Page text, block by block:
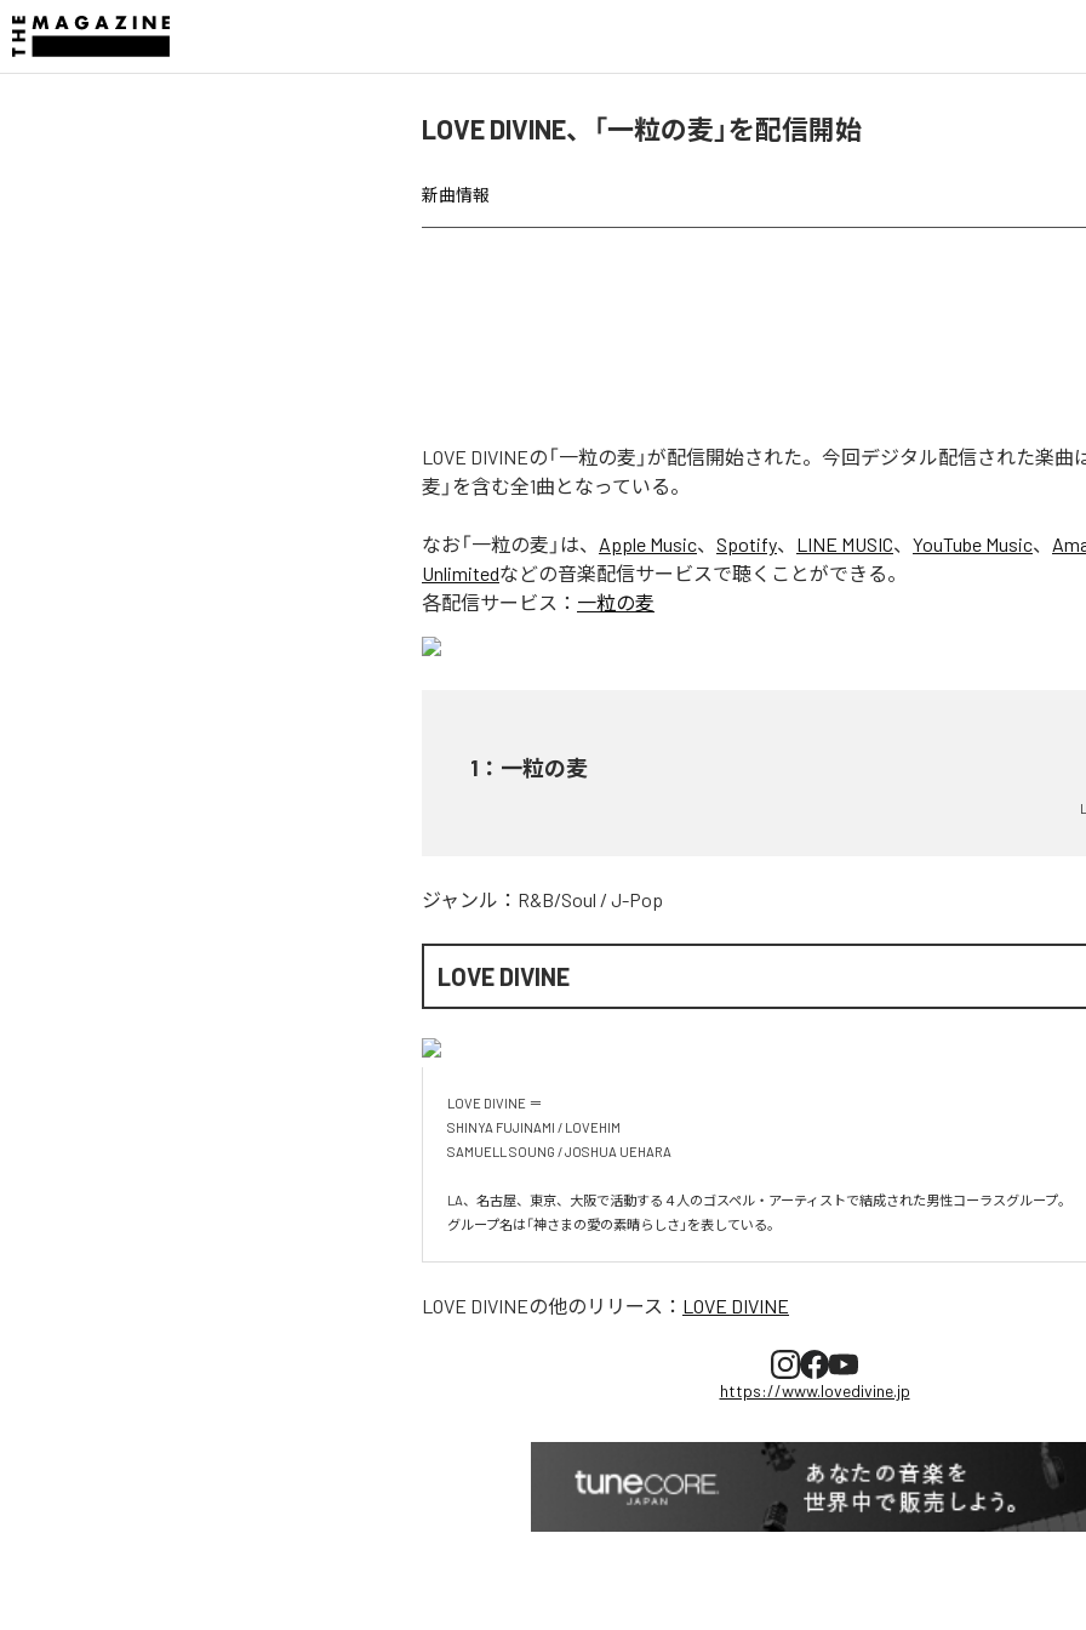
LOVE DIVINE、「一粒の麦」を配信開始
新曲情報
LOVE DIVINEの「一粒の麦」が配信開始された。今回デジタル配信された楽曲
麦」を含む全1曲となっている。
なお「一粒の麦 」は、 Apple Music、 Spotify、 LINE MUSIC、 YouTube Music、
Unlimitedなどの音楽配信サービスで聴くことができる。
各配信サービス： 一粒の麦
1 ： 一粒の麦
ジャンル： R&B/Soul / J-Pop
LOVE DIVINE
LOVE DIVINE ＝
SHINYA FUJINAMI / LOVEHIM
SAMUELL SOUNG / JOSHUA UEHARA
LA、名古屋、東京、大阪で活動する４人のゴスペル・アーティストで結成された男性コーラスグループ。
グループ名は「神さまの愛の素晴らしさ」を表している。
LOVE DIVINEの他のリリース： LOVE DIVINE
https://www.lovedivine.jp